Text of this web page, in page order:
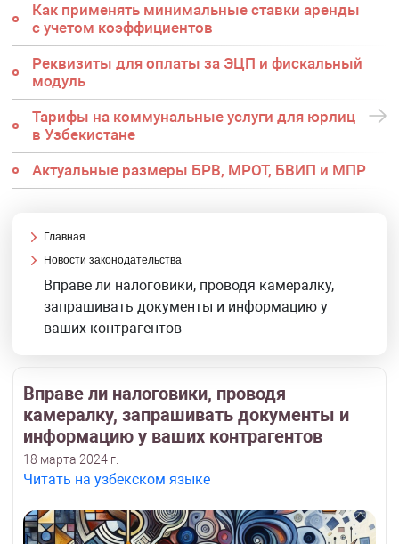
Как применять минимальные ставки аренды
с учетом коэффициентов
Реквизиты для оплаты за ЭЦП и фискальный
модуль
Тарифы на коммунальные услуги для юрлиц
в Узбекистане
Актуальные размеры БРВ, МРОТ, БВИП и МПР
Главная
Новости законодательства
Вправе ли налоговики, проводя камералку,
запрашивать документы и информацию у
ваших контрагентов
Вправе ли налоговики, проводя
камералку, запрашивать документы и
информацию у ваших контрагентов
18 марта 2024 г.
Читать на узбекском языке